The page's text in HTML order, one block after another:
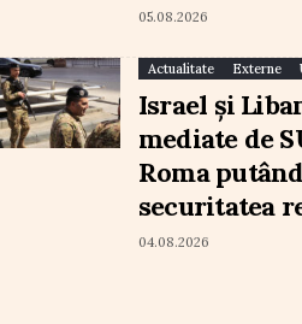
05.08.2026
Actualitate Externe
Israel și
mediate de
Roma
securitatea
04.08.2026